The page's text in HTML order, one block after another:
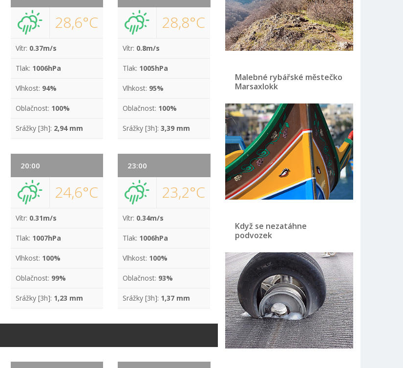
28,6°C
Vítr: 0.37m/s
Tlak: 1006hPa
Vlhkost: 94%
Oblačnost: 100%
Srážky [3h]: 2,94 mm
28,8°C
Vítr: 0.8m/s
Tlak: 1005hPa
Vlhkost: 95%
Oblačnost: 100%
Srážky [3h]:3,39 mm
20:00
24,6°C
Vítr: 0.31m/s
Tlak: 1007hPa
Vlhkost: 100%
Oblačnost: 99%
Srážky [3h]: 1,23 mm
23:00
23,2°C
Vítr: 0.34m/s
Tlak: 1006hPa
Vlhkost: 100%
Oblačnost: 93%
Srážky [3h]: 1,37 mm
Malebné rybářské městečko
Marsaxlokk
Když se nezatáhne
podvozek